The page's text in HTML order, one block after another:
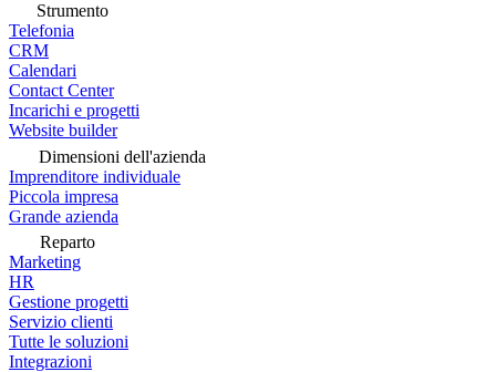
Strumento
Telefonia
CRM
Calendari
Contact Center
Incarichi e progetti
Website builder
Dimensioni dell'azienda
Imprenditore individuale
Piccola impresa
Grande azienda
Reparto
Marketing
HR
Gestione progetti
Servizio clienti
Tutte le soluzioni
Integrazioni